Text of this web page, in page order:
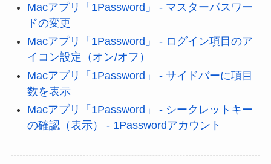
Macアプリ「1Password」 - マスターパスワー
ドの変更
Macアプリ「1Password」 - ログイン項目のア
イコン設定（オン/オフ）
Macアプリ「1Password」 - サイドバーに項目
数を表示
Macアプリ「1Password」 - シークレットキー
の確認（表示） - 1Passwordアカウント